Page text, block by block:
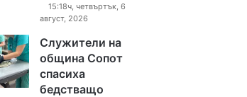
15:18ч, четвъртък, 6
август, 2026
Служители на
община Сопот
спасиха
бедстващо